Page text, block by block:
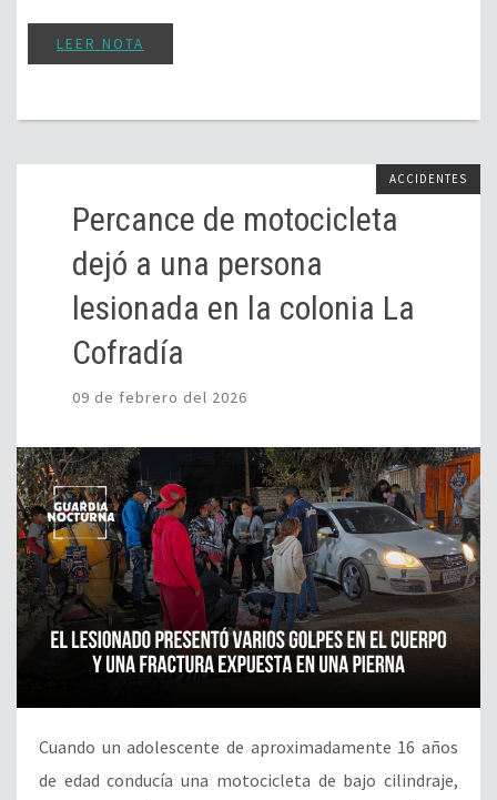
LEER NOTA
ACCIDENTES
Percance de motocicleta
dejó a una persona
lesionada en la colonia La
Cofradía
09 de febrero del 2026
Cuando un adolescente de aproximadamente 16 años
de edad conducía una motocicleta de bajo cilindraje,